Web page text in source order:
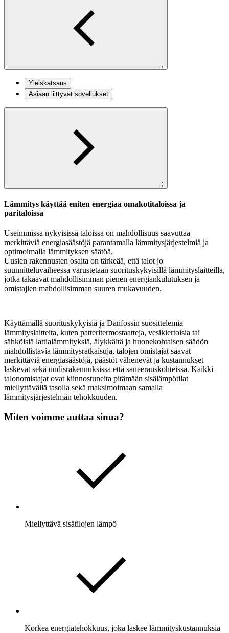
;
Yleiskatsaus
Asiaan liittyvät sovellukset
;
Lämmitys käyttää eniten energiaa omakotitaloissa ja
paritaloissa
Useimmissa nykyisissä taloissa on mahdollisuus saavuttaa
merkittäviä energiasäästöjä parantamalla lämmitysjärjestelmiä ja
optimoimalla lämmityksen säätöä.
Uusien rakennusten osalta on tärkeää, että talot jo
suunnitteluvaiheessa varustetaan suorituskykyisillä lämmityslaitteilla,
jotka takaavat mahdollisimman pienen energiankulutuksen ja
omistajien mahdollisimman suuren mukavuuden.
Käyttämällä suorituskykyisiä ja Danfossin suosittelemia
lämmityslaitteita, kuten patteritermostaatteja, vesikiertoisia tai
sähköisiä lattialämmityksiä, älykkäitä ja huonekohtaisen säädön
mahdollistavia lämmitysratkaisuja, talojen omistajat saavat
merkittäviä energiasäästöjä, päästöt vähenevät ja kustannukset
laskevat sekä uudisrakennuksissa että saneerauskohteissa. Kaikki
talonomistajat ovat kiinnostuneita pitämään sisälämpötilat
miellyttävällä tasolla sekä maksimoimaan samalla
lämmitysjärjestelmän tehokkuuden.
Miten voimme auttaa sinua?
Miellyttävä sisätilojen lämpö
Korkea energiatehokkuus, joka laskee lämmityskustannuksia